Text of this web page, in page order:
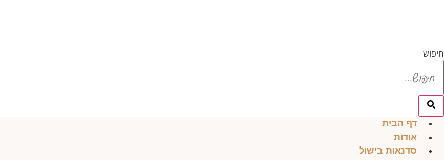
חיפוש
דף הבית
אודות
סדנאות בישול